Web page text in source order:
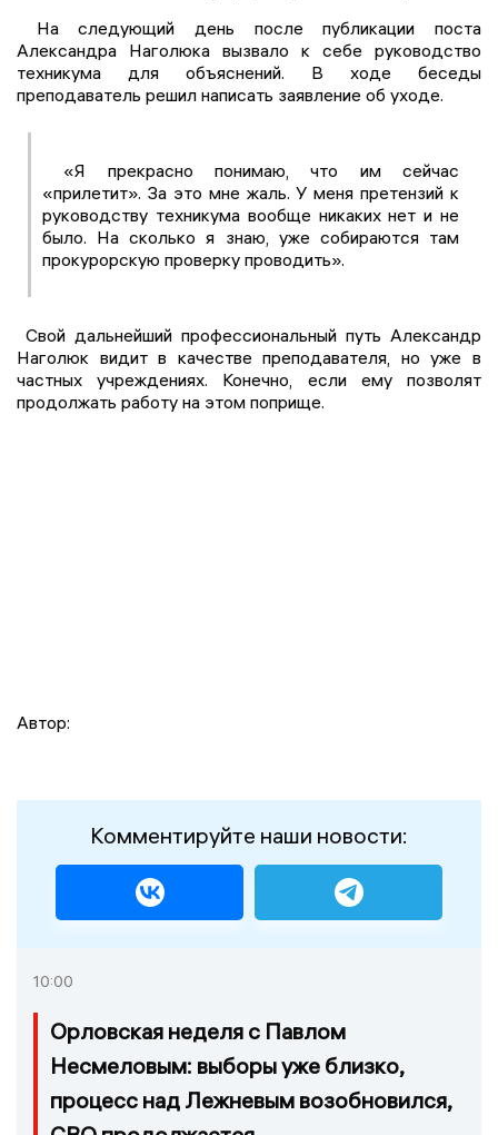
На следующий день после публикации поста
Александра Наголюка вызвало к себе руководство
техникума для объяснений. В ходе беседы
преподаватель решил написать заявление об уходе.
«Я прекрасно понимаю, что им сейчас
«прилетит». За это мне жаль. У меня претензий к
руководству техникума вообще никаких нет и не
было. На сколько я знаю, уже собираются там
прокурорскую проверку проводить».
Свой дальнейший профессиональный путь Александр
Наголюк видит в качестве преподавателя, но уже в
частных учреждениях. Конечно, если ему позволят
продолжать работу на этом поприще.
Автор:
Комментируйте наши новости:
10:00
Орловская неделя с Павлом
Несмеловым: выборы уже близко,
процесс над Лежневым возобновился,